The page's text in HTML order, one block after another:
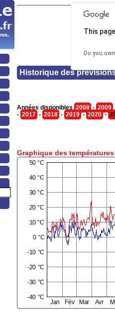
Historique des
Années disponibles 2008 - 2009
- 2017 - 2018 - 2019 - 2020 -
Graphique des
This
Do you